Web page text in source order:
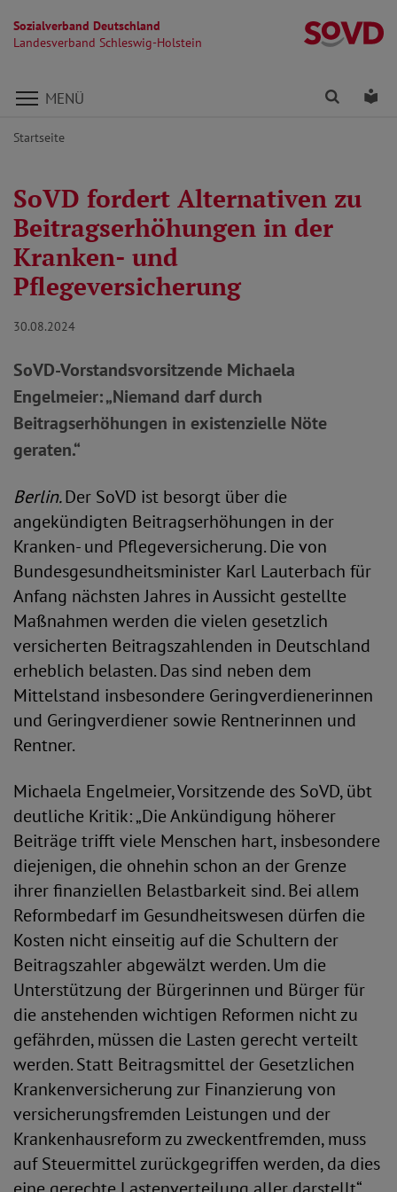
Sozialverband Deutschland
Landesverband Schleswig-Holstein
Direkt zu den Inhalten springen
MENÜ Finden
Startseite
SoVD fordert Alternativen zu
Beitragserhöhungen in der
Kranken- und
Pflegeversicherung
30.08.2024
SoVD-Vorstandsvorsitzende Michaela
Engelmeier: „Niemand darf durch
Beitragserhöhungen in existenzielle Nöte
geraten.“
Berlin.Der SoVD ist besorgt über die
angekündigten Beitragserhöhungen in der
Kranken- und Pflegeversicherung. Die von
Bundesgesundheitsminister Karl Lauterbach für
Anfang nächsten Jahres in Aussicht gestellte
Maßnahmen werden die vielen gesetzlich
versicherten Beitragszahlenden in Deutschland
erheblich belasten. Das sind neben dem
Mittelstand insbesondere Geringverdienerinnen
und Geringverdiener sowie Rentnerinnen und
Rentner.
Michaela Engelmeier, Vorsitzende des SoVD, übt
deutliche Kritik: „Die Ankündigung höherer
Beiträge trifft viele Menschen hart, insbesondere
diejenigen, die ohnehin schon an der Grenze
ihrer finanziellen Belastbarkeit sind. Bei allem
Reformbedarf im Gesundheitswesen dürfen die
Kosten nicht einseitig auf die Schultern der
Beitragszahler abgewälzt werden. Um die
Unterstützung der Bürgerinnen und Bürger für
die anstehenden wichtigen Reformen nicht zu
gefährden, müssen die Lasten gerecht verteilt
werden. Statt Beitragsmittel der Gesetzlichen
Krankenversicherung zur Finanzierung von
versicherungsfremden Leistungen und der
Krankenhausreform zu zweckentfremden, muss
auf Steuermittel zurückgegriffen werden, da dies